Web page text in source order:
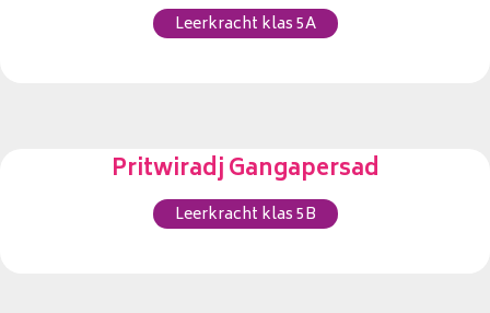
Leerkracht klas 5A
Pritwiradj Gangapersad
Leerkracht klas 5B